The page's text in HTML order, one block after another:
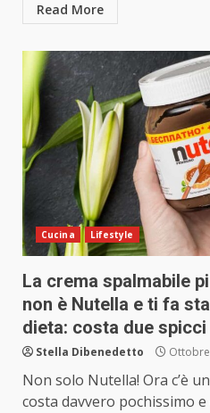
Read More
Cucina Lifestyle
La crema spalmabile
non è Nutella e ti fa
dieta: costa due spicci
Stella Dibenedetto
Non solo Nutella! Ora c’è
costa davvero pochissimo